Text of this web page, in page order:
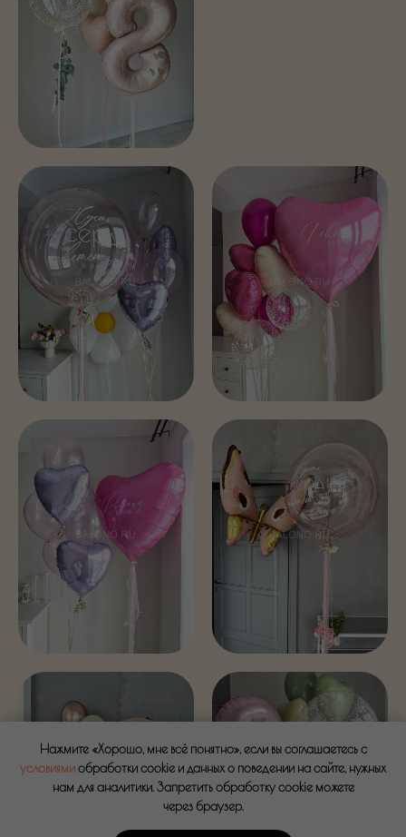
Нажмите «Хорошо, мне всё понятно», если вы соглашаетесь с
условиямиобработки cookie и данных о поведении на сайте, нужных
нам для аналитики. Запретить обработку cookie можете
через браузер.